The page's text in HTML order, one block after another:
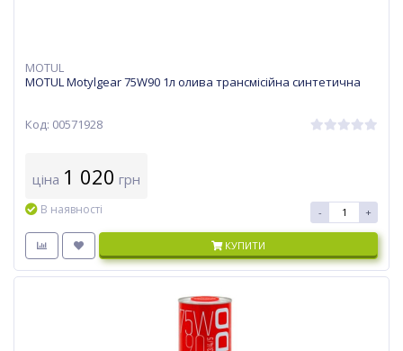
MOTUL
MOTUL Motylgear 75W90 1л олива трансмісійна синтетична
Код: 00571928
ціна 1 020 грн
В наявності - +
КУПИТИ